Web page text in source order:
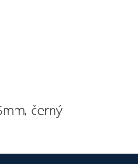
černý